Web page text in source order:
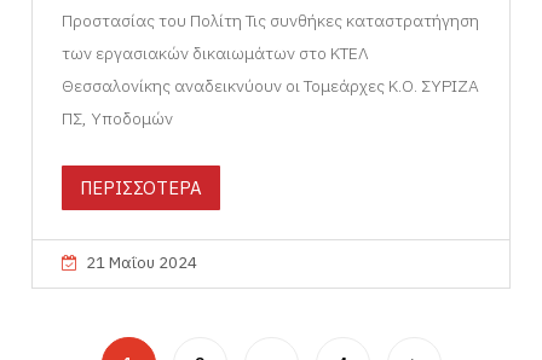
Προστασίας του Πολίτη Τις συνθήκες καταστρατήγηση
των εργασιακών δικαιωμάτων στο ΚΤΕΛ
Θεσσαλονίκης αναδεικνύουν οι Τομεάρχες Κ.Ο. ΣΥΡΙΖΑ
ΠΣ, Υποδομών
ΠΕΡΙΣΣΟΤΕΡΑ
21 Μαΐου 2024